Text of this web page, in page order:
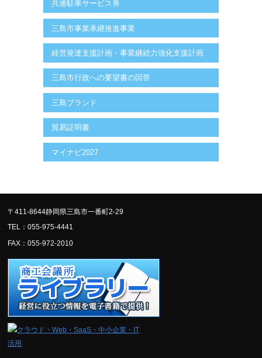
共通駐車サービス券
三島市事業承継推進事業
経営発達支援計画・事業継続力強化支援計画
三島市行政への要望書の回答
三島ブランド
貿易証明書
マイナビ2027
〒411-8644静岡県三島市一番町2-29
TEL：055-975-4441
FAX：055-972-2010